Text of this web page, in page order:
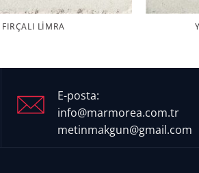
FIRÇALI LIMRA
E-posta:
info@marmorea.com.tr
metinmakgun@gmail.com